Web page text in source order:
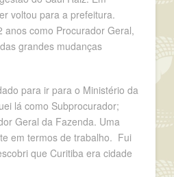
voltou para a prefeitura.
anos como Procurador Geral,
grandes mudanças
para ir para o Ministério da
lá como Subprocurador;
Geral da Fazenda. Uma
em termos de trabalho. Fui
que Curitiba era cidade